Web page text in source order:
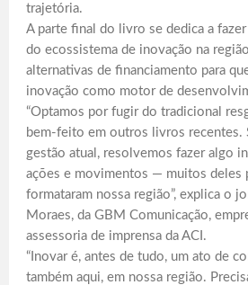
trajetória.
A parte final do livro se dedica a fazer
do ecossistema de inovação na
alternativas de financiamento para
inovação como motor de
“Optamos por fugir do tradicional
bem-feito em outros livros recentes.
gestão atual, resolvemos fazer algo
ações e movimentos — muitos deles
formataram nossa região”, explica o
Moraes, da GBM Comunicação,
assessoria de imprensa da ACI.
“Inovar é, antes de tudo, um ato de
também aqui, em nossa região.